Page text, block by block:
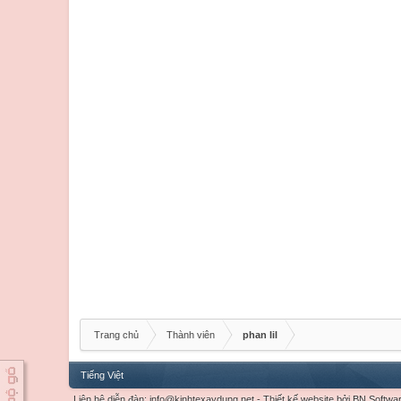
Trang chủ Thành viên phan lil
Tiếng Việt